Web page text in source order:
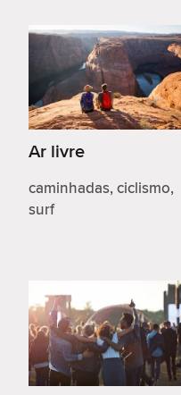
Ar livre
caminhadas, ciclismo,
surf